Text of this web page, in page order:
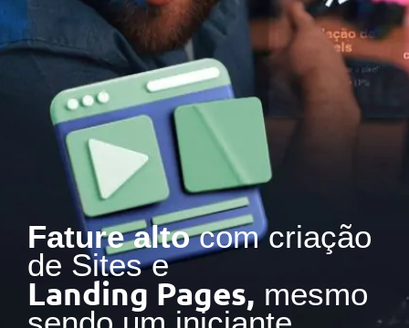
Fature altocom criação
de Sites e
Landing Pages, mesmo